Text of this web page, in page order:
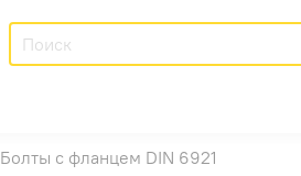
Болты с фланцем DIN 6921